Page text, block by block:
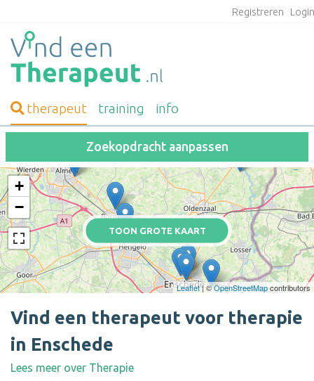
Registreren
therapeut training info
Zoekopdracht aanpassen
TOON GROTE KAART
+
−
Leaflet| ©OpenStreetMapcontributors
Vind een therapeut voor therapie
in Enschede
Lees meer over Therapie